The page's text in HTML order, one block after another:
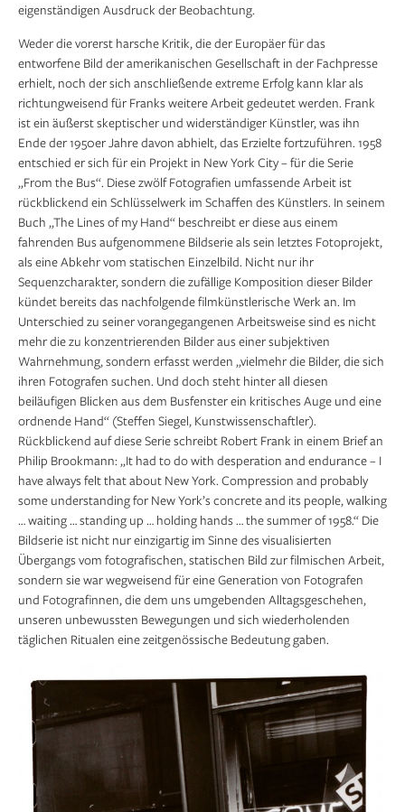
eigenständigen Ausdruck der Beobachtung.
Weder die vorerst harsche Kritik, die der Europäer für das
entworfene Bild der amerikanischen Gesellschaft in der Fachpresse
erhielt, noch der sich anschließende extreme Erfolg kann klar als
richtungweisend für Franks weitere Arbeit gedeutet werden. Frank
ist ein äußerst skeptischer und widerständiger Künstler, was ihn
Ende der 1950er Jahre davon abhielt, das Erzielte fortzuführen. 1958
entschied er sich für ein Projekt in New York City – für die Serie
„From the Bus“. Diese zwölf Fotografien umfassende Arbeit ist
rückblickend ein Schlüsselwerk im Schaffen des Künstlers. In seinem
Buch „The Lines of my Hand“ beschreibt er diese aus einem
fahrenden Bus aufgenommene Bildserie als sein letztes Fotoprojekt,
als eine Abkehr vom statischen Einzelbild. Nicht nur ihr
Sequenzcharakter, sondern die zufällige Komposition dieser Bilder
kündet bereits das nachfolgende filmkünstlerische Werk an. Im
Unterschied zu seiner vorangegangenen Arbeitsweise sind es nicht
mehr die zu konzentrierenden Bilder aus einer subjektiven
Wahrnehmung, sondern erfasst werden „vielmehr die Bilder, die sich
ihren Fotografen suchen. Und doch steht hinter all diesen
beiläufigen Blicken aus dem Busfenster ein kritisches Auge und eine
ordnende Hand“ (Steffen Siegel, Kunstwissenschaftler).
Rückblickend auf diese Serie schreibt Robert Frank in einem Brief an
Philip Brookmann: „It had to do with desperation and endurance – I
have always felt that about New York. Compression and probably
some understanding for New York’s concrete and its people, walking
… waiting … standing up … holding hands … the summer of 1958.“ Die
Bildserie ist nicht nur einzigartig im Sinne des visualisierten
Übergangs vom fotografischen, statischen Bild zur filmischen Arbeit,
sondern sie war wegweisend für eine Generation von Fotografen
und Fotografinnen, die dem uns umgebenden Alltagsgeschehen,
unseren unbewussten Bewegungen und sich wiederholenden
täglichen Ritualen eine zeitgenössische Bedeutung gaben.